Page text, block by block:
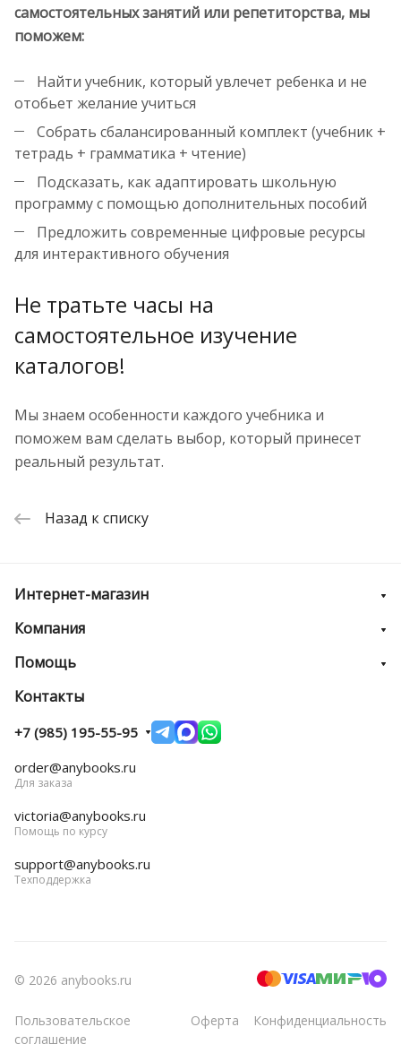
самостоятельных занятий или репетиторства, мы
поможем:
Найти учебник, который увлечет ребенка и не
отобьет желание учиться
Собрать сбалансированный комплект (учебник +
тетрадь + грамматика + чтение)
Подсказать, как адаптировать школьную
программу с помощью дополнительных пособий
Предложить современные цифровые ресурсы
для интерактивного обучения
Не тратьте часы на
самостоятельное изучение
каталогов!
Мы знаем особенности каждого учебника и
поможем вам сделать выбор, который принесет
реальный результат.
Назад к списку
Интернет-магазин
Компания
Помощь
Контакты
+7 (985) 195-55-95
order@anybooks.ru
Для заказа
victoria@anybooks.ru
Помощь по курсу
support@anybooks.ru
Техподдержка
© 2026 anybooks.ru
Пользовательское
соглашение
Оферта Конфиденциальность